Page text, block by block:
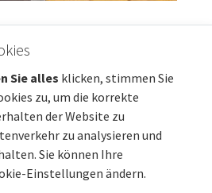
- Wohnung im
Entfernung vom meer
240 m
Gemeindeteil
Šibenik
Sie alles klicken, stimmen Sie
zu, um die korrekte
der Website zu
zu analysieren und
Sie können Ihre
Einstellungen ändern.